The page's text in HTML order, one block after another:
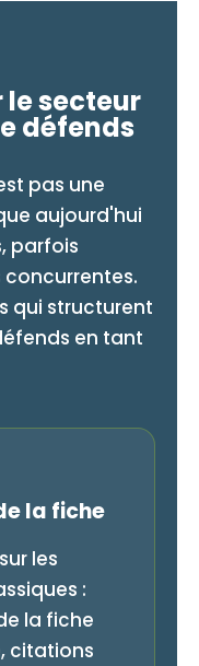
le secteur
défends
pas une
aujourd'hui
parfois
qui structurent
en tant
la fiche
les
:
la fiche
citations